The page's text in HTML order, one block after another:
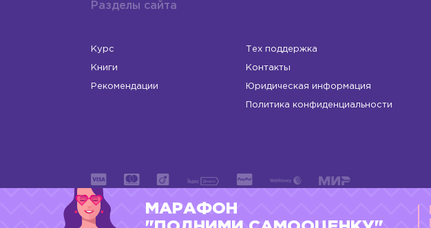
Разделы сайта
Курс
Книги
Рекомендации
Тех поддержка
Контакты
Юридическая информация
Политика конфиденциальности
ИП Левчук Людмила Николаевна
МАРАФОН